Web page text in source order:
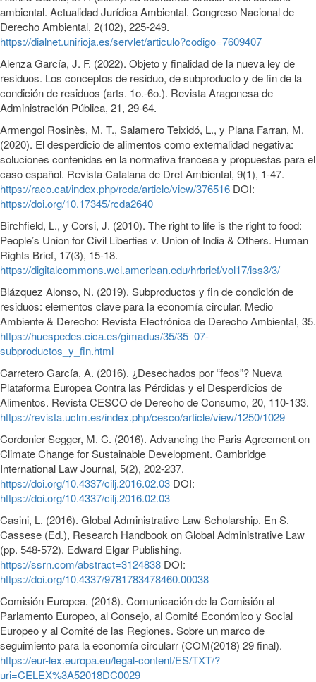
ambiental. Actualidad Jurídica Ambiental. Congreso Nacional de
Derecho Ambiental, 2(102), 225-249.
https://dialnet.unirioja.es/servlet/articulo?codigo=7609407
Alenza García, J. F. (2022). Objeto y finalidad de la nueva ley de
residuos. Los conceptos de residuo, de subproducto y de fin de la
condición de residuos (arts. 1o.-6o.). Revista Aragonesa de
Administración Pública, 21, 29-64.
Armengol Rosinès, M. T., Salamero Teixidó, L., y Plana Farran, M.
(2020). El desperdicio de alimentos como externalidad negativa:
soluciones contenidas en la normativa francesa y propuestas para el
caso español. Revista Catalana de Dret Ambiental, 9(1), 1-47.
https://raco.cat/index.php/rcda/article/view/376516 DOI:
https://doi.org/10.17345/rcda2640
Birchfield, L., y Corsi, J. (2010). The right to life is the right to food:
People’s Union for Civil Liberties v. Union of India & Others. Human
Rights Brief, 17(3), 15-18.
https://digitalcommons.wcl.american.edu/hrbrief/vol17/iss3/3/
Blázquez Alonso, N. (2019). Subproductos y fin de condición de
residuos: elementos clave para la economía circular. Medio
Ambiente & Derecho: Revista Electrónica de Derecho Ambiental, 35.
https://huespedes.cica.es/gimadus/35/35_07-
subproductos_y_fin.html
Carretero García, A. (2016). ¿Desechados por “feos”? Nueva
Plataforma Europea Contra las Pérdidas y el Desperdicios de
Alimentos. Revista CESCO de Derecho de Consumo, 20, 110-133.
https://revista.uclm.es/index.php/cesco/article/view/1250/1029
Cordonier Segger, M. C. (2016). Advancing the Paris Agreement on
Climate Change for Sustainable Development. Cambridge
International Law Journal, 5(2), 202-237.
https://doi.org/10.4337/cilj.2016.02.03 DOI:
https://doi.org/10.4337/cilj.2016.02.03
Casini, L. (2016). Global Administrative Law Scholarship. En S.
Cassese (Ed.), Research Handbook on Global Administrative Law
(pp. 548-572). Edward Elgar Publishing.
https://ssrn.com/abstract=3124838 DOI:
https://doi.org/10.4337/9781783478460.00038
Comisión Europea. (2018). Comunicación de la Comisión al
Parlamento Europeo, al Consejo, al Comité Económico y Social
Europeo y al Comité de las Regiones. Sobre un marco de
seguimiento para la economía circularr (COM(2018) 29 final).
https://eur-lex.europa.eu/legal-content/ES/TXT/?
uri=CELEX%3A52018DC0029